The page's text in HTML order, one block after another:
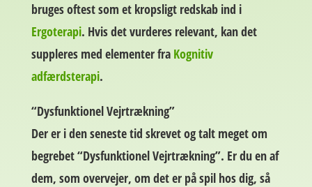
bruges oftest som et kropsligt redskab ind i
Ergoterapi. Hvis det vurderes relevant, kan det
suppleres med elementer fra Kognitiv
adfærdsterapi.
“Dysfunktionel Vejrtrækning”
Der er i den seneste tid skrevet og talt meget om
begrebet “Dysfunktionel Vejrtrækning”. Er du en af
dem, som overvejer, om det er på spil hos dig, så